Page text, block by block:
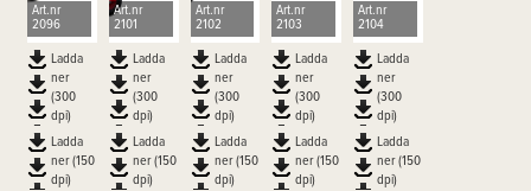
Art.nr
2096
Ladda
ner
(300
dpi)
Ladda
ner (150
dpi)
Art.nr
2101
Ladda
ner
(300
dpi)
Ladda
ner (150
dpi)
Art.nr
2102
Ladda
ner
(300
dpi)
Ladda
ner (150
dpi)
Art.nr
2103
Ladda
ner
(300
dpi)
Ladda
ner (150
dpi)
Art.nr
2104
Ladda
ner
(300
dpi)
Ladda
ner (150
dpi)